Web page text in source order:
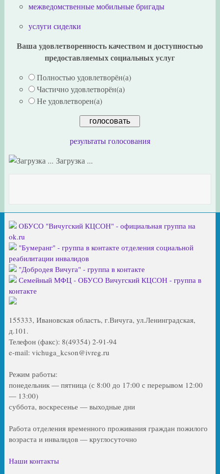
межведомственные мобильные бригады
услуги сиделки
Ваша удовлетворенность качеством и доступностью
предоставляемых социальных услуг
Полностью удовлетворён(а)
Частично удовлетворён(а)
Не удовлетворен(а)
результаты голосования
Загрузка ...
ОБУСО "Вичугский КЦСОН" - официальная группа на
ok.ru
"Бумеранг" - группа в контакте отделения социальной
реабилитации инвалидов
"Добродея Вичуга" - группа в контакте
Семейный МФЦ - ОБУСО Вичугский КЦСОН - группа в
контакте
155333, Ивановская область, г.Вичуга, ул.Ленинградская,
д.101.
Телефон (факс): 8(49354) 2-91-94
e-mail: vichuga_kcson@ivreg.ru
Режим работы:
понедельник — пятница (с 8:00 до 17:00 с перерывом 12:00
— 13:00)
суббота, воскресенье — выходные дни
Работа отделения временного проживания граждан пожилого
возраста и инвалидов — круглосуточно
Наши контакты